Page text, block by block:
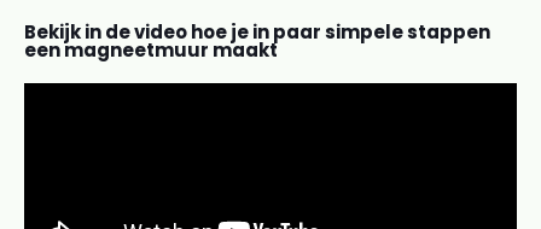
Bekijk in de video hoe je in paar simpele stappen
een magneetmuur maakt